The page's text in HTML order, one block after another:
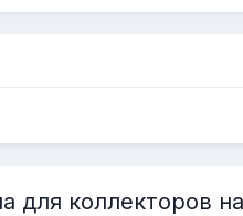
для коллекторов